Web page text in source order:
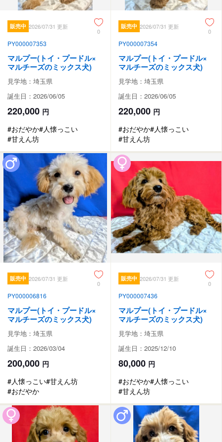
販売中 2026/07/31 更新
0
PY000007353
マルプー(トイ・プードル×
マルチーズのミックス犬)
見学地：埼玉県
誕生日：2026/06/05
220,000 円
#おだやか#人懐っこい
#甘えん坊
販売中 2026/07/31 更新
0
PY000007354
マルプー(トイ・プードル×
マルチーズのミックス犬)
見学地：埼玉県
誕生日：2026/06/05
220,000 円
#おだやか#人懐っこい
#甘えん坊
販売中 2026/07/31 更新
0
PY000006816
マルプー(トイ・プードル×
マルチーズのミックス犬)
見学地：埼玉県
誕生日：2026/03/04
200,000 円
#人懐っこい#甘えん坊
#おだやか
販売中 2026/07/31 更新
0
PY000007436
マルプー(トイ・プードル×
マルチーズのミックス犬)
見学地：埼玉県
誕生日：2025/12/10
80,000 円
#おだやか#人懐っこい
#甘えん坊